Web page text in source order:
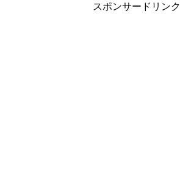
スポンサードリンク